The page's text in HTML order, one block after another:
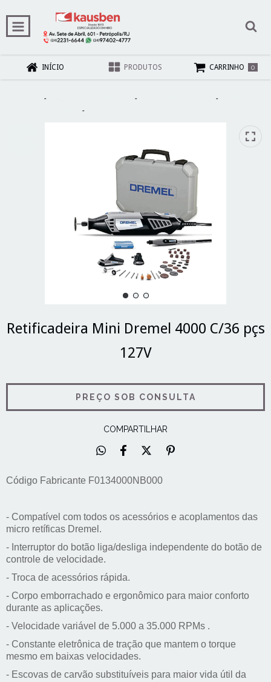
INÍCIO PRODUTOS CARRINHO 0
- - -
-
Retificadeira Mini Dremel 4000 C/36 pçs
127V
COMPARTILHAR
Código Fabricante F0134000NB000
- Compatível com todos os acessórios e acoplamentos das
micro retíficas Dremel.
- Interruptor do botão liga/desliga independente do botão de
controle de velocidade.
- Troca de acessórios rápida.
- Corpo emborrachado e ergonômico para maior conforto
durante as aplicações.
- Velocidade variável de 5.000 a 35.000 RPMs .
- Constante eletrônica de tração que mantem o torque
mesmo em baixas velocidades.
- Escovas de carvão substituíveis para maior vida útil da